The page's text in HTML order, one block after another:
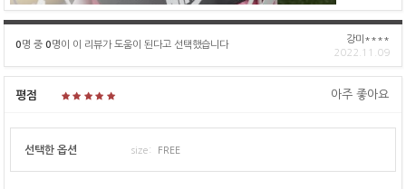
0명 중 0명이 이 리뷰가 도움이 된다고 선택했습니다
강미****
2022.11.09
평점 아주 좋아요
선택한 옵션 size: FREE